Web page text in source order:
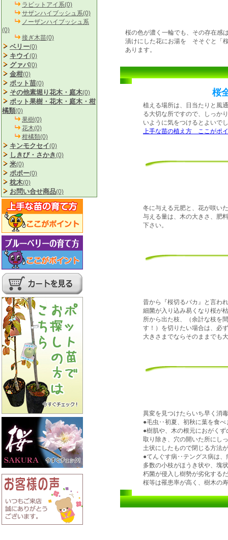
ラビットアイ系(0)
サザンハイブッシュ系(0)
ノーザンハイブッシュ系
(0)
接ぎ木苗(0)
ベリー(0)
キウイ(0)
グァバ(0)
金柑(0)
ポット苗(0)
その他素堀り花木・庭木(0)
ポット果樹・花木・庭木・柑
橘類(0)
果樹(0)
花木(0)
柑橘類(0)
キンモクセイ(0)
しきび・さかき(0)
米(0)
ポポー(0)
枕木(0)
お問い合せ商品(0)
桜の色が濃く一輪でも、その存在感
漬けにした花にお湯を そそぐと「
あります。
桜
植える場所は、日当たりと風
る大切な所ですので、しっか
いように気をつけるとよいで
上手な苗の植え方 ここがポ
冬に与える元肥と、花が咲い
与える量は、木の大きさ、肥
下さい。
昔から『桜切るバカ』と言わ
細菌が入り込み易くなり桜が
所から出た枝、（余計な枝を
す！）を切りたい場合は、必
大きさまでならそのままでも
異変を見つけたらいち早く消
●毛虫‥初夏、初秋に葉を食べ
●樹肌や、木の根元におがく
取り除き、穴の開いた所にし
土状にしたもので閉じる方法
●てんぐす病‥テングス病は、
多数の小枝がほうき状や、塊
朽菌が侵入し樹勢が劣化する
桜等は罹患率が高く、樹木の